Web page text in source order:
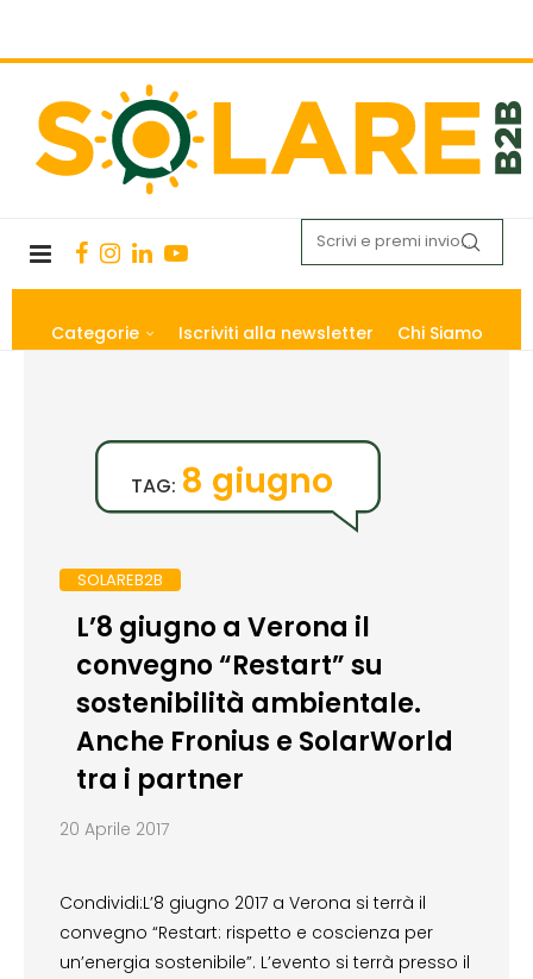
Categorie Iscriviti alla newsletter Chi Siamo
TAG: 8 giugno
SOLAREB2B
L’8 giugno a Verona il
convegno “Restart” su
sostenibilità ambientale.
Anche Fronius e SolarWorld
tra i partner
20 Aprile 2017
Condividi:L’8 giugno 2017 a Verona si terrà il
convegno “Restart: rispetto e coscienza per
un’energia sostenibile”. L’evento si terrà presso il